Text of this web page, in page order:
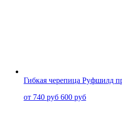
Гибкая черепица Руфшилд
от 740 руб 600 руб